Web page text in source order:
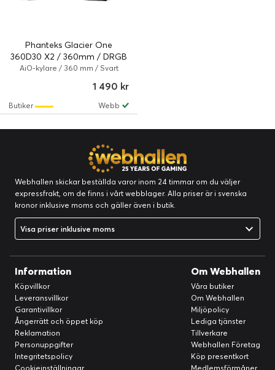
Phanteks Glacier One
360D30 X2 / 360mm / DRGB
(Fyndvara klass 2)
AiO-kylare / 360 mm / Svart
1 490 kr
Webb
Butiker
Webhallen skickar beställda varor inom 24 timmar om du väljer
expressfrakt, om de finns i vårt webblager. Alla priser är i svenska
kronor inklusive moms och gäller även i butik.
Visa priser inklusive moms
Information
Köpvillkor
Leveransvillkor
Garantivillkor
Ångerrätt och öppet köp
Reklamation
Personuppgifter
Integritetspolicy
Cookieinställningar
Om Webhallen
Våra butiker
Om Webhallen
Miljöpolicy
Lediga tjänster
Tillverkare
Webhallen Företag
Köp presentkort
Medlemsförmåner